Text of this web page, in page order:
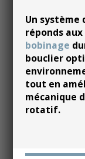
Un système
réponds
bobinage
bouclier
tout en
mécanique
rotatif.